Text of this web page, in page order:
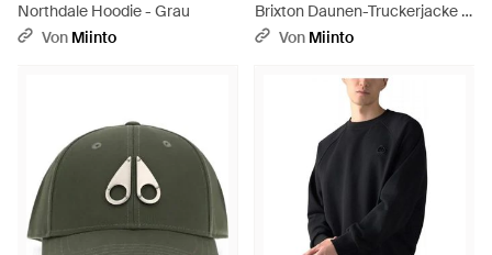
Northdale Hoodie - Grau
Von Miinto
Brixton Daunen-Truckerjacke -
Schwarz
Von Miinto